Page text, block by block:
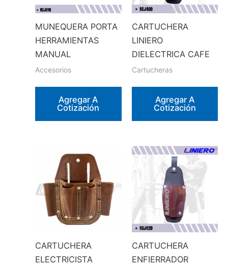
MUNEQUERA PORTA
HERRAMIENTAS
MANUAL
Accesorios
Agregar A
Cotización
CARTUCHERA
LINIERO
DIELECTRICA CAFE
Cartucheras
Agregar A
Cotización
CARTUCHERA
ELECTRICISTA
CARTUCHERA
ENFIERRADOR